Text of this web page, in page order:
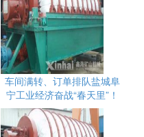
车间满转、订单排队盐城阜
宁工业经济奋战“春天里”！